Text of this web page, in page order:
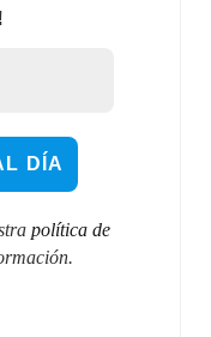
política de